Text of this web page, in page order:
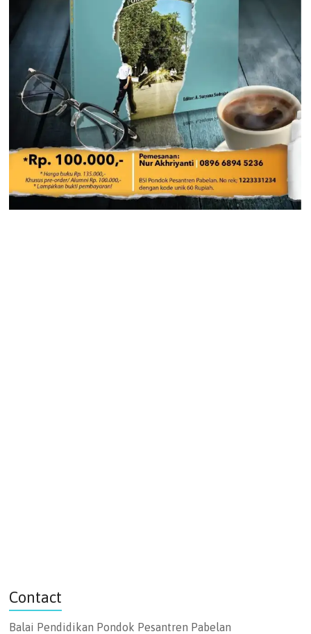
Contact
Balai Pendidikan Pondok Pesantren Pabelan